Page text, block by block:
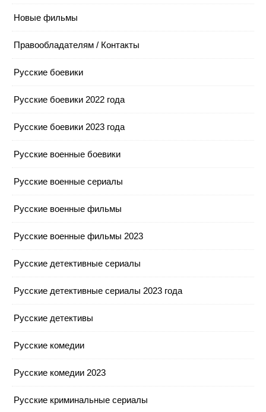
Новые фильмы
Правообладателям / Контакты
Русские боевики
Русские боевики 2022 года
Русские боевики 2023 года
Русские военные боевики
Русские военные сериалы
Русские военные фильмы
Русские военные фильмы 2023
Русские детективные сериалы
Русские детективные сериалы 2023 года
Русские детективы
Русские комедии
Русские комедии 2023
Русские криминальные сериалы